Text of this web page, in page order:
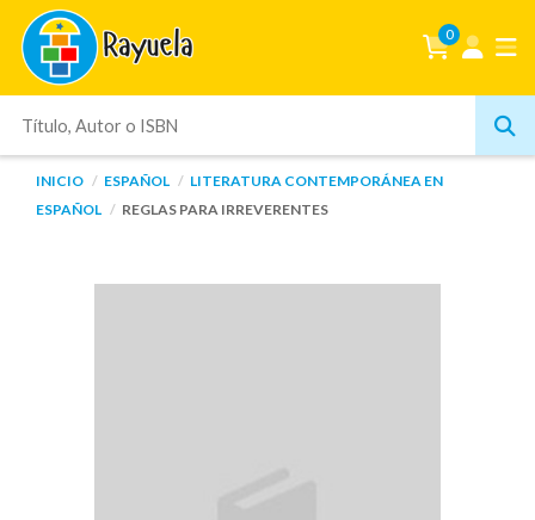
0
INICIO ESPAÑOL
LITERATURA CONTEMPORÁNEA EN
ESPAÑOL
REGLAS PARA IRREVERENTES